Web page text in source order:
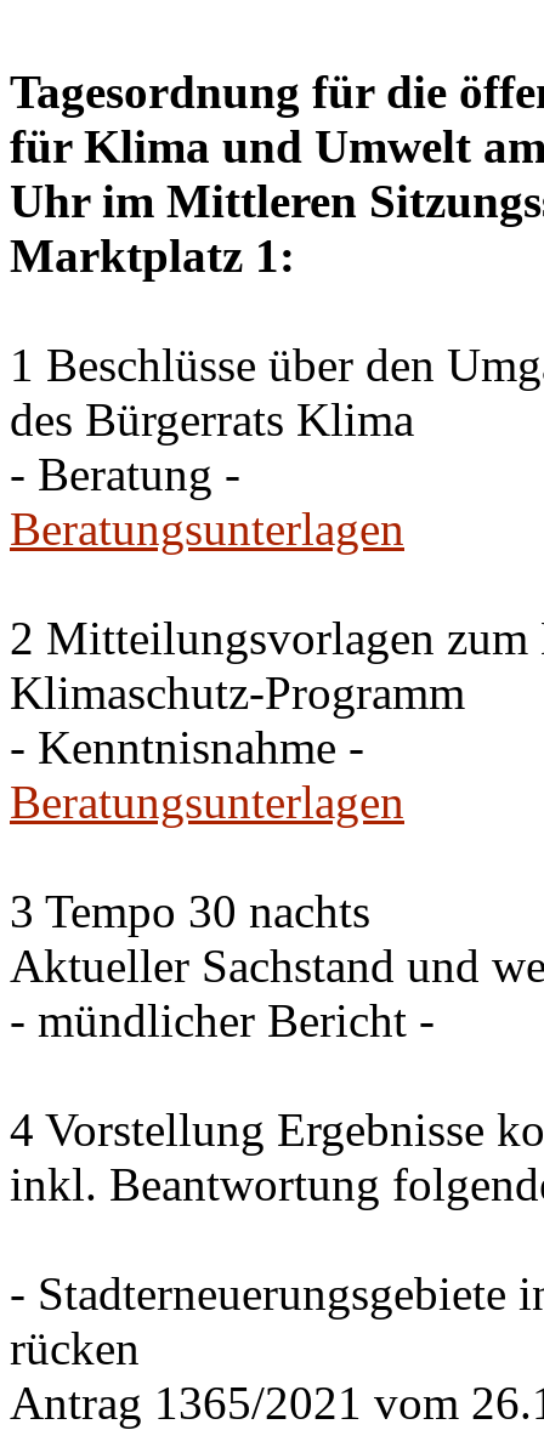
Tagesordnung für die
für Klima und Umwelt
Uhr im Mittleren
Marktplatz 1:
1 Beschlüsse über den
des Bürgerrats Klima
- Beratung -
Beratungsunterlagen
2 Mitteilungsvorlagen zum
Klimaschutz-Programm
- Kenntnisnahme -
Beratungsunterlagen
3 Tempo 30 nachts
Aktueller Sachstand und
- mündlicher Bericht -
4 Vorstellung Ergebnisse
inkl. Beantwortung
- Stadterneuerungsgebiete
rücken
Antrag 1365/2021 vom